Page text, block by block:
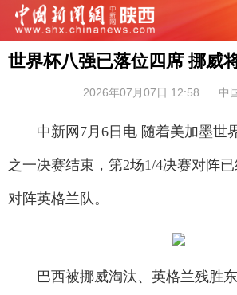
世界杯八强已落位四席 挪威
2026年07月07日 12:58 中
中新网7月6日电 随着美加墨世
之一决赛结束，第2场1/4决赛对阵
对阵英格兰队。
巴西被挪威淘汰、英格兰残胜东